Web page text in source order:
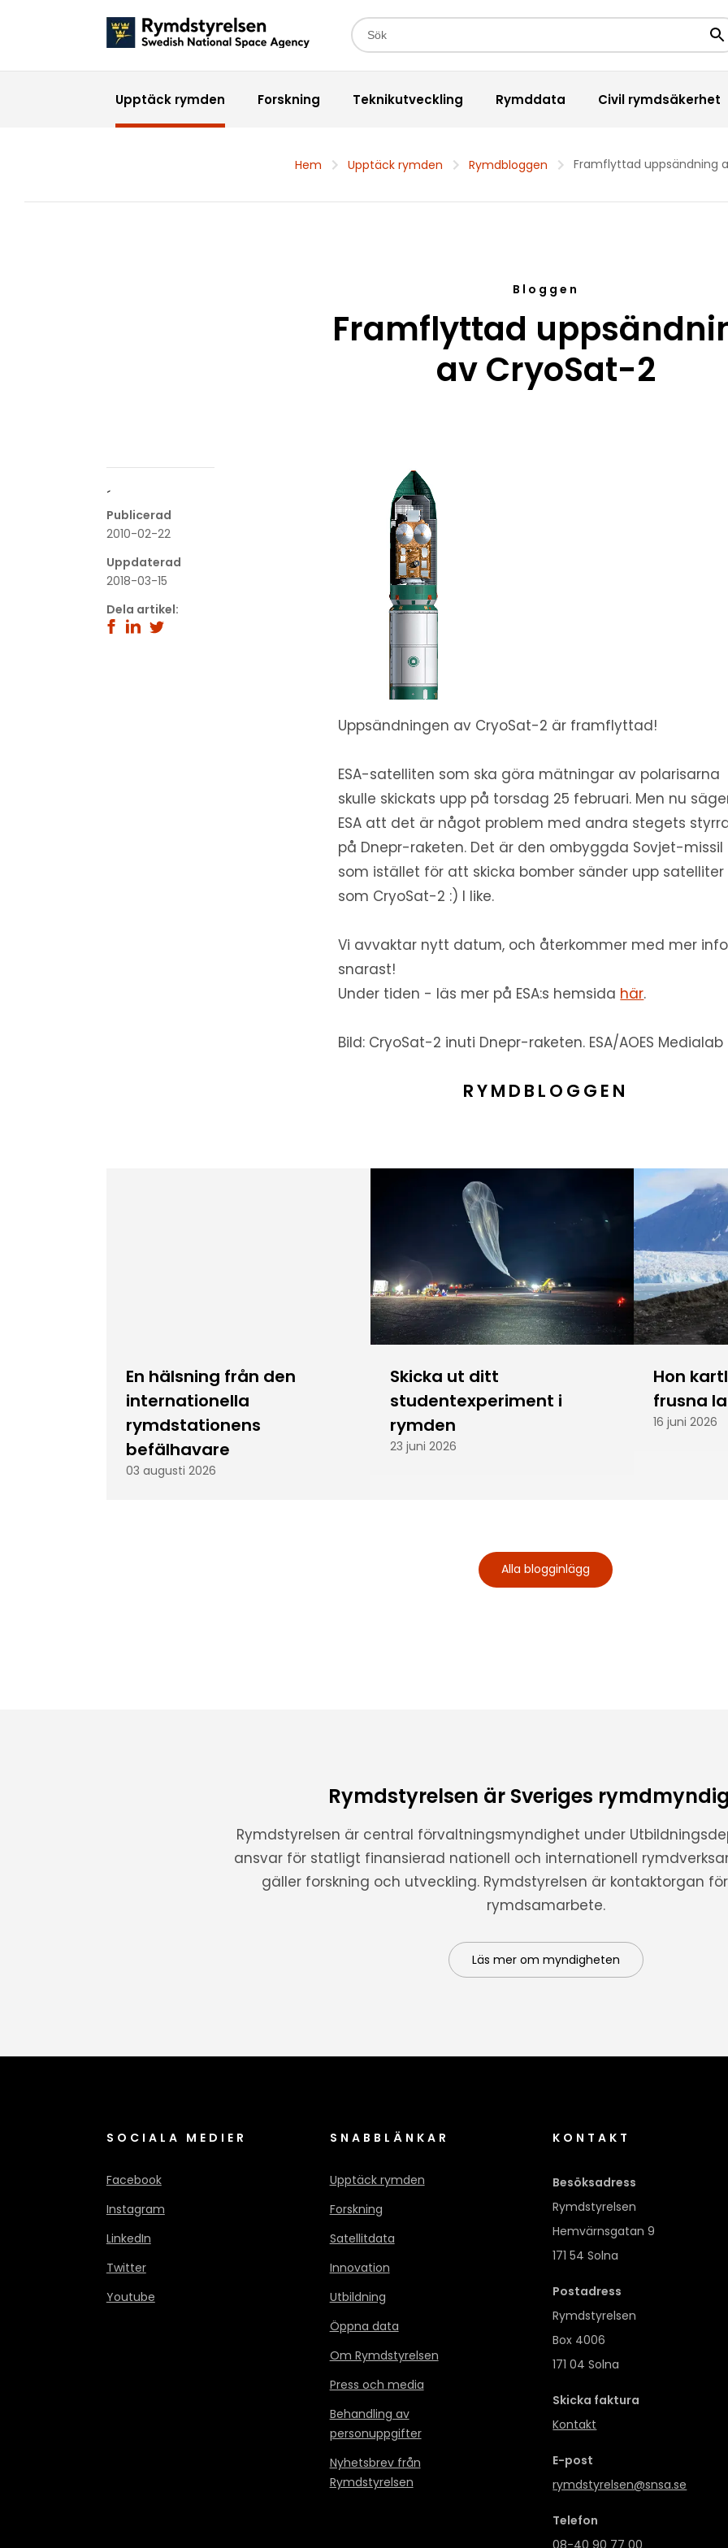
Sökfält
Upptäck rymden Forskning Teknikutveckling Rymddata Civil rymdsäkerhet
Hem Upptäck rymden Rymdbloggen Framflyttad uppsändning
Bloggen
Framflyttad
av CryoSat-2
´
Publicerad
2010-02-22
Uppdaterad
2018-03-15
Dela artikel:
Uppsändningen av CryoSat-2 är framflyttad!
ESA-satelliten som ska göra mätningar av polarisarna
skulle skickats upp på torsdag 25 februari. Men nu
ESA att det är något problem med andra stegets
på Dnepr-raketen. Det är den ombyggda Sovjet-missil
som istället för att skicka bomber sänder upp satelliter
som CryoSat-2 :) I like.
Vi avvaktar nytt datum, och återkommer med mer info
snarast!
Under tiden - läs mer på ESA:s hemsida här.
Bild: CryoSat-2 inuti Dnepr-raketen. ESA/AOES Medialab
RYMDBLOGGEN
En hälsning från den
internationella
rymdstationens
befälhavare
03 augusti 2026
Skicka ut ditt
studentexperiment i
rymden
23 juni 2026
Hon
frusna
16 juni 2026
Alla blogginlägg
Rymdstyrelsen är Sveriges
Rymdstyrelsen är central förvaltningsmyndighet under
ansvar för statligt finansierad nationell och internationell
gäller forskning och utveckling. Rymdstyrelsen är kontaktorgan
rymdsamarbete.
Läs mer om myndigheten
SOCIALA MEDIER
Facebook
Instagram
LinkedIn
Twitter
Youtube
SNABBLÄNKAR
Upptäck rymden
Forskning
Satellitdata
Innovation
Utbildning
Öppna data
Om Rymdstyrelsen
Press och media
Behandling av
personuppgifter
Nyhetsbrev från
Rymdstyrelsen
KONTAKT
Besöksadress
Rymdstyrelsen
Hemvärnsgatan 9
171 54 Solna
Postadress
Rymdstyrelsen
Box 4006
171 04 Solna
Skicka faktura
Kontakt
E-post
rymdstyrelsen@snsa.se
Telefon
08-40 90 77 00